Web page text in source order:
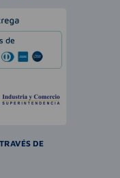
DE